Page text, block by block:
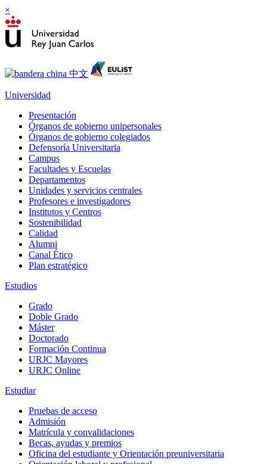
×
Universidad
Presentación
Órganos de gobierno unipersonales
Órganos de gobierno colegiados
Defensoría Universitaria
Campus
Facultades y Escuelas
Departamentos
Unidades y servicios centrales
Profesores e investigadores
Institutos y Centros
Sostenibilidad
Calidad
Alumni
Canal Ético
Plan estratégico
Estudios
Grado
Doble Grado
Máster
Doctorado
Formación Continua
URJC Mayores
URJC Online
Estudiar
Pruebas de acceso
Admisión
Matrícula y convalidaciones
Becas, ayudas y premios
Oficina del estudiante y Orientación preuniversitaria